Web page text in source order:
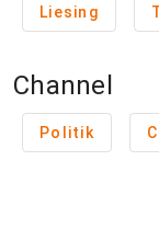
Liesing
Channel
Politik